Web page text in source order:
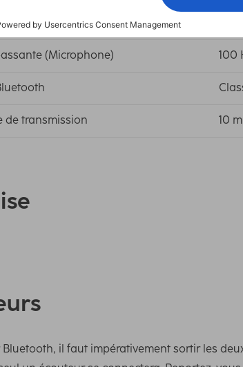
(Casque)
(Microphone) 100
de transmission 10 m
il faut impérativement sortir les